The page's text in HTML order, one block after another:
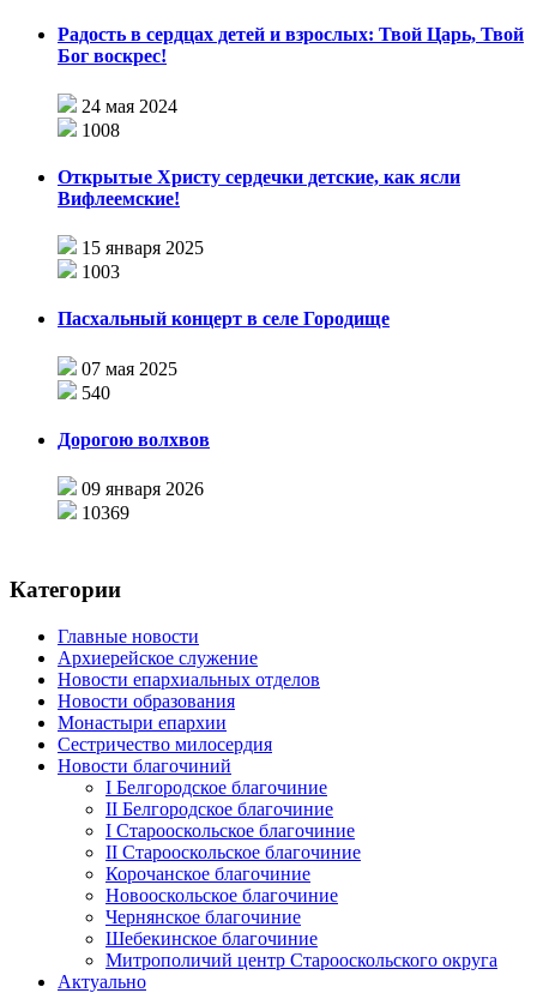
Радость в сердцах детей и взрослых: Твой Царь, Твой
Бог воскрес!
24 мая 2024
1008
Открытые Христу сердечки детские, как ясли
Вифлеемские!
15 января 2025
1003
Пасхальный концерт в селе Городище
07 мая 2025
540
Дорогою волхвов
09 января 2026
10369
Категории
Главные новости
Архиерейское служение
Новости епархиальных отделов
Новости образования
Монастыри епархии
Сестричество милосердия
Новости благочиний
I Белгородское благочиние
II Белгородское благочиние
I Старооскольское благочиние
II Старооскольское благочиние
Корочанское благочиние
Новооскольское благочиние
Чернянское благочиние
Шебекинское благочиние
Митрополичий центр Старооскольского округа
Актуально